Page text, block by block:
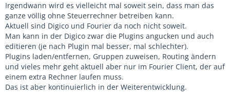
Irgendwann wird es vielleicht mal soweit sein, dass man das
ganze völlig ohne Steuerrechner betreiben kann.
Aktuell sind Digico und Fourier da noch nicht soweit.
Man kann in der Digico zwar die Plugins angucken und auch
editieren (je nach Plugin mal besser, mal schlechter).
Plugins laden/entfernen, Gruppen zuweisen, Routing ändern
und vieles mehr geht aktuell aber nur im Fourier Client, der auf
einem extra Rechner laufen muss.
Das ist aber kontinuierlich in der Weiterentwicklung.